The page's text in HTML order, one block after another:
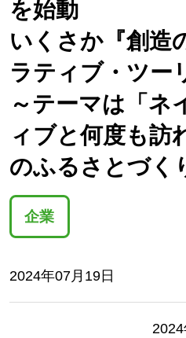
を始動
いくさか『創造
ラティブ・ツー
～テーマは「ネ
ィブと何度も訪
のふるさとづく
企業
2024年07月19日
2024